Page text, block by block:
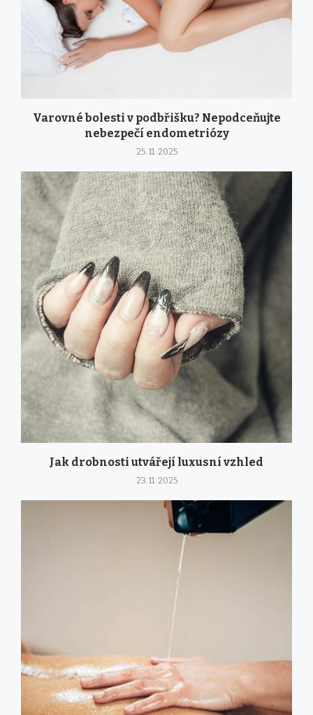
Varovné bolesti v podbřišku? Nepodceňujte
nebezpečí endometriózy
25. 11. 2025
Jak drobnosti utvářejí luxusní vzhled
23. 11. 2025